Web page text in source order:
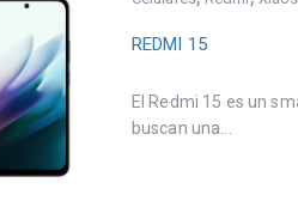
REDMI 15
El Redmi 15 es un
buscan una...